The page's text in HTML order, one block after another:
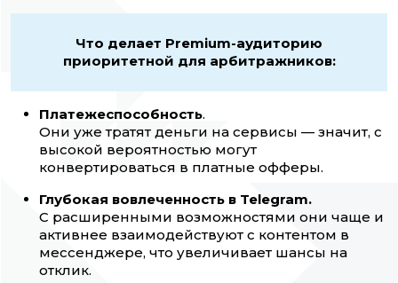
Что делает Premium-аудиторию
приоритетной для арбитражников:
Платежеспособность.
Они уже тратят деньги на сервисы — значит, с
высокой вероятностью могут
конвертироваться в платные офферы.
Глубокая вовлеченность в Telegram.
С расширенными возможностями они чаще и
активнее взаимодействуют с контентом в
мессенджере, что увеличивает шансы на
отклик.